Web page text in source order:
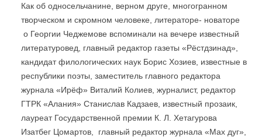
Как об односельчанине, верном друге, многогранном
творческом и скромном человеке, литераторе- новаторе
о Георгии Чеджемове вспоминали на вечере известный
литературовед, главный редактор газеты «Рёстдзинад»,
кандидат филологических наук Борис Хозиев, известные в
республики поэты, заместитель главного редактора
журнала «Ирёф» Виталий Колиев, журналист, редактор
ГТРК «Алания» Станислав Кадзаев, известный прозаик,
лауреат Государственной премии К. Л. Хетагурова
Изатбег Цомартов, главный редактор журнала «Мах дуг»,